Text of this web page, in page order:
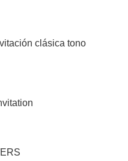
clásica tono